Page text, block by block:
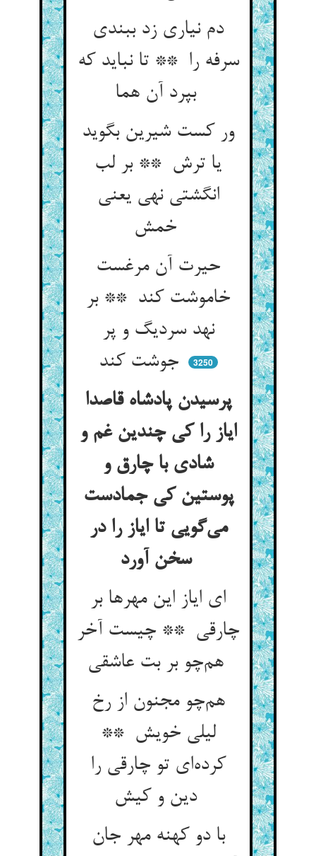
دم نیاری زد ببندی
سرفه را ** تا نباید که
بپرد آن هما
ور کست شیرین بگوید
یا ترش ** بر لب
انگشتی نهی یعنی
حیرت آن مرغست
خاموشت کند ** بر
نهد سردیگ و پر
جوشت کند
3250
پرسیدن پادشاه قاصدا
ایاز را کی چندین غم و
شادی با چارق و
پوستین کی جمادست
می‌گویی تا ایاز را در
سخن آورد
ای ایاز این مهرها بر
چارقی ** چیست آخر
هم‌چو بر بت عاشقی
هم‌چو مجنون از رخ
لیلی خویش **
کرده‌ای تو چارقی را
دین و کیش
با دو کهنه مهر جان